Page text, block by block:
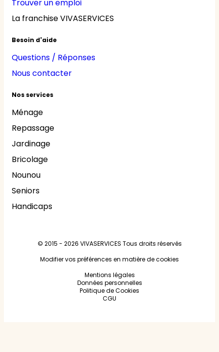
Trouver un emploi
La franchise VIVASERVICES
Besoin d'aide
Questions / Réponses
Nous contacter
Nos services
Ménage
Repassage
Jardinage
Bricolage
Nounou
Seniors
Handicaps
© 2015 - 2026 VIVASERVICES Tous droits réservés
Modifier vos préférences en matière de cookies
Mentions légales
Données personnelles
Politique de Cookies
CGU